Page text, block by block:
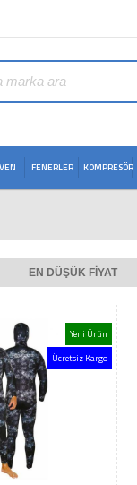
FENERLER KOMPRESÖR
EN DÜŞÜK FIYAT
Yeni Ürün
Ücretsiz Kargo